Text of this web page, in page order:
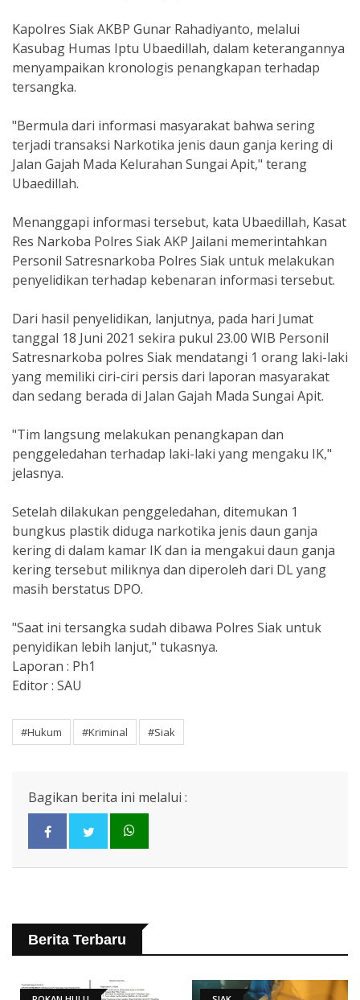
Kapolres Siak AKBP Gunar Rahadiyanto, melalui
Kasubag Humas Iptu Ubaedillah, dalam keterangannya
menyampaikan kronologis penangkapan terhadap
tersangka.
"Bermula dari informasi masyarakat bahwa sering
terjadi transaksi Narkotika jenis daun ganja kering di
Jalan Gajah Mada Kelurahan Sungai Apit," terang
Ubaedillah.
Menanggapi informasi tersebut, kata Ubaedillah, Kasat
Res Narkoba Polres Siak AKP Jailani memerintahkan
Personil Satresnarkoba Polres Siak untuk melakukan
penyelidikan terhadap kebenaran informasi tersebut.
Dari hasil penyelidikan, lanjutnya, pada hari Jumat
tanggal 18 Juni 2021 sekira pukul 23.00 WIB Personil
Satresnarkoba polres Siak mendatangi 1 orang laki-laki
yang memiliki ciri-ciri persis dari laporan masyarakat
dan sedang berada di Jalan Gajah Mada Sungai Apit.
"Tim langsung melakukan penangkapan dan
penggeledahan terhadap laki-laki yang mengaku IK,"
jelasnya.
Setelah dilakukan penggeledahan, ditemukan 1
bungkus plastik diduga narkotika jenis daun ganja
kering di dalam kamar IK dan ia mengakui daun ganja
kering tersebut miliknya dan diperoleh dari DL yang
masih berstatus DPO.
"Saat ini tersangka sudah dibawa Polres Siak untuk
penyidikan lebih lanjut," tukasnya.
Laporan : Ph1
Editor : SAU
#Hukum #Kriminal #Siak
Bagikan berita ini melalui :
Berita Terbaru